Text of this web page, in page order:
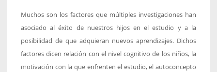
Muchos son los factores que múltiples investigaciones han
asociado al éxito de nuestros hijos en el estudio y a la
posibilidad de que adquieran nuevos aprendizajes. Dichos
factores dicen relación con el nivel cognitivo de los niños, la
motivación con la que enfrenten el estudio, el autoconcepto